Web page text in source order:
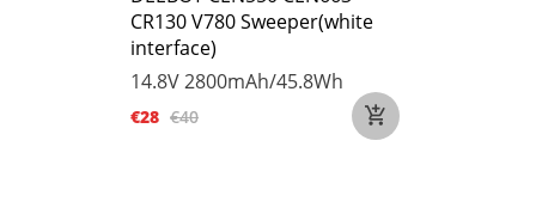
CR130 V780 Sweeper(white
interface)
14.8V2800mAh/45.8Wh
€28 €40